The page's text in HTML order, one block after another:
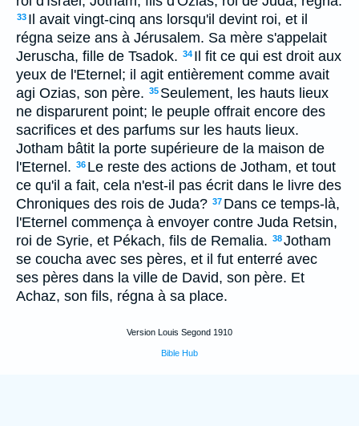
33 Il avait vingt-cinq ans lorsqu'il devint roi, et il
régna seize ans à Jérusalem. Sa mère s'appelait
Jeruscha, fille de Tsadok. 34 Il fit ce qui est droit aux
yeux de l'Eternel; il agit entièrement comme avait
agi Ozias, son père. 35 Seulement, les hauts lieux
ne disparurent point; le peuple offrait encore des
sacrifices et des parfums sur les hauts lieux.
Jotham bâtit la porte supérieure de la maison de
l'Eternel. 36 Le reste des actions de Jotham, et tout
ce qu'il a fait, cela n'est-il pas écrit dans le livre des
Chroniques des rois de Juda? 37 Dans ce temps-là,
l'Eternel commença à envoyer contre Juda Retsin,
roi de Syrie, et Pékach, fils de Remalia. 38Jotham
se coucha avec ses pères, et il fut enterré avec
ses pères dans la ville de David, son père. Et
Achaz, son fils, régna à sa place.
Version Louis Segond 1910
Bible Hub